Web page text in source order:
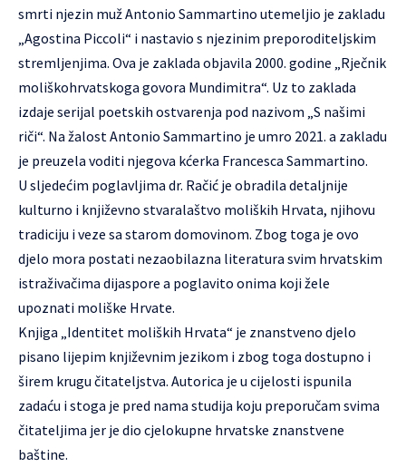
smrti njezin muž Antonio Sammartino utemeljio je zakladu
„Agostina Piccoli“ i nastavio s njezinim preporoditeljskim
stremljenjima. Ova je zaklada objavila 2000. godine „Rječnik
moliškohrvatskoga govora Mundimitra“. Uz to zaklada
izdaje serijal poetskih ostvarenja pod nazivom „S našimi
riči“. Na žalost Antonio Sammartino je umro 2021. a zakladu
je preuzela voditi njegova kćerka Francesca Sammartino.
U sljedećim poglavljima dr. Račić je obradila detaljnije
kulturno i književno stvaralaštvo moliških Hrvata, njihovu
tradiciju i veze sa starom domovinom. Zbog toga je ovo
djelo mora postati nezaobilazna literatura svim hrvatskim
istraživačima dijaspore a poglavito onima koji žele
upoznati moliške Hrvate.
Knjiga „Identitet moliških Hrvata“ je znanstveno djelo
pisano lijepim književnim jezikom i zbog toga dostupno i
širem krugu čitateljstva. Autorica je u cijelosti ispunila
zadaću i stoga je pred nama studija koju preporučam svima
čitateljima jer je dio cjelokupne hrvatske znanstvene
baštine.